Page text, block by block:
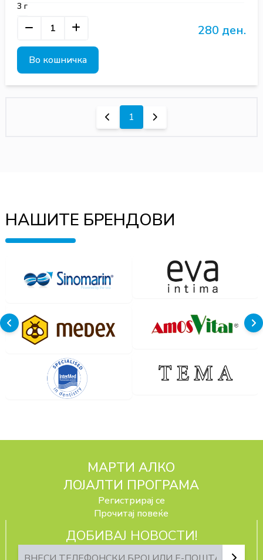
3 г
280 ден.
Во кошничка
1
НАШИТЕ БРЕНДОВИ
МАРТИ АЛКО
ЛОЈАЛТИ ПРОГРАМА
Регистрирај се
Прочитај повеќе
ДОБИВАЈ НОВОСТИ!